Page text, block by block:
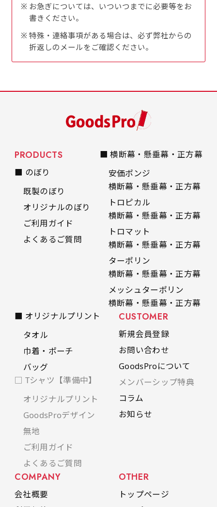
お急ぎについては、いついつまでに必要等をお
書きください。
特殊・連絡事項がある場合は、必ず弊社からの
折返しのメールをご確認ください。
PRODUCTS
■ のぼり
既製のぼり
オリジナルのぼり
ご利用ガイド
よくあるご質問
■ 横断幕・懸垂幕・正方幕
安価ポンジ
横断幕・懸垂幕・正方幕
トロピカル
横断幕・懸垂幕・正方幕
トロマット
横断幕・懸垂幕・正方幕
ターポリン
横断幕・懸垂幕・正方幕
メッシュターポリン
横断幕・懸垂幕・正方幕
■ オリジナルプリント
タオル
巾着・ポーチ
バッグ
□ Tシャツ【準備中】
オリジナルプリント
GoodsProデザイン
無地
ご利用ガイド
よくあるご質問
CUSTOMER
新規会員登録
お問い合わせ
GoodsProについて
メンバーシップ特典
コラム
お知らせ
COMPANY
会社概要
OTHER
トップページ